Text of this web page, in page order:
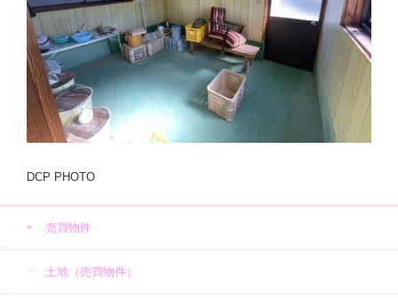
DCP PHOTO
売買物件
土地（売買物件）